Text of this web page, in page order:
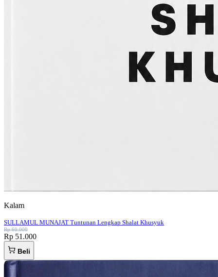
Kalam
SULLAMUL MUNAJAT Tuntunan Lengkap Shalat Khusyuk
Rp 60.000
Rp 51.000
Beli